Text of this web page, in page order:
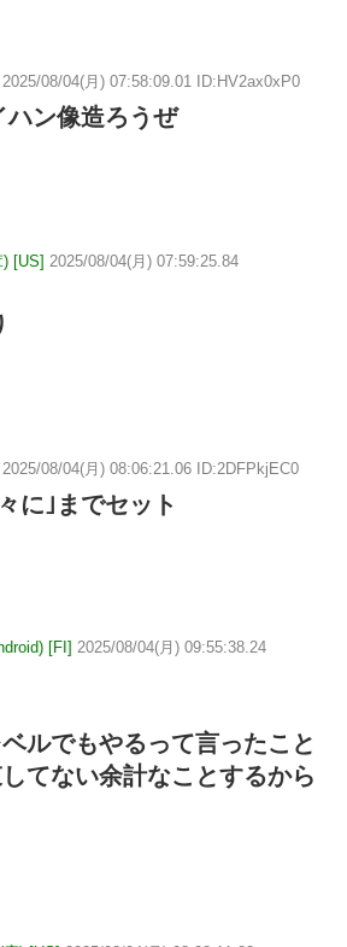
2025/08/04(月) 07:58:09.01 ID:HV2ax0xP0
ハン像造ろうぜ
[US] 2025/08/04(月) 07:59:25.84
2025/08/04(月) 08:06:21.06 ID:2DFPkjEC0
に｣までセット
[FI] 2025/08/04(月) 09:55:38.24
ルでもやるって言ったこと
てない余計なことするから